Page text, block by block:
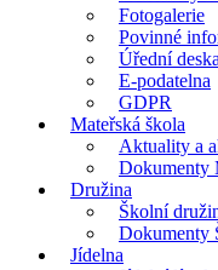
Fotogalerie
Povinné
Úřední deska
E-podatelna
GDPR
Mateřská škola
Aktuality a
Dokumenty
Družina
Školní
Dokumenty
Jídelna